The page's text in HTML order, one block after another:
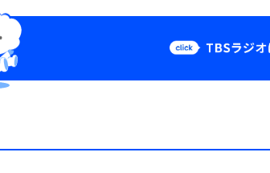
Podcast